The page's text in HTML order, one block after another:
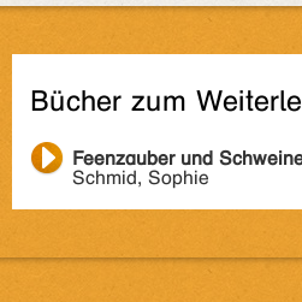
Bücher zum
Feenzauber und
Schmid, Sophie